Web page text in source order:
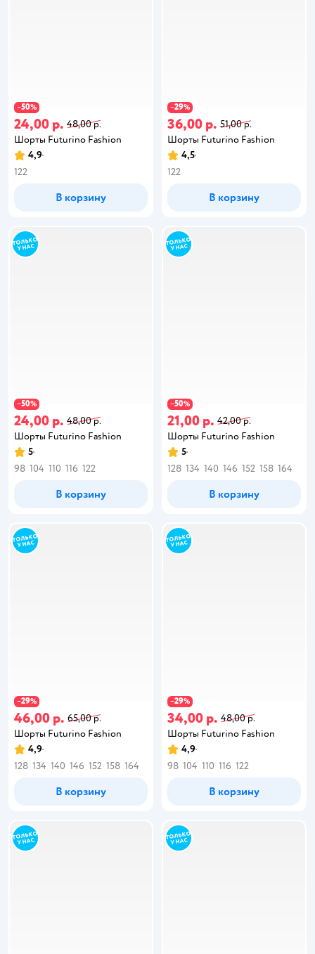
−50%
24,00 р. 48,00 р.
Шорты Futurino Fashion
4,9
122
В корзину
−29%
36,00 р. 51,00 р.
Шорты Futurino Fashion
4,5
122
В корзину
−50%
24,00 р. 48,00 р.
Шорты Futurino Fashion
5
98 104 110 116 122
В корзину
−50%
21,00 р. 42,00 р.
Шорты Futurino Fashion
5
128 134 140 146 152 158 164
В корзину
−29%
46,00 р. 65,00 р.
Шорты Futurino Fashion
4,9
128 134 140 146 152 158 164
В корзину
−29%
34,00 р. 48,00 р.
Шорты Futurino Fashion
4,9
98 104 110 116 122
В корзину